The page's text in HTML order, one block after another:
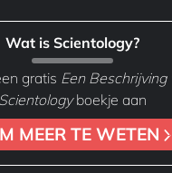
Wat is Scientology?
gratis Een Beschrijving
Scientologyboekje aan
MEER TE WETEN